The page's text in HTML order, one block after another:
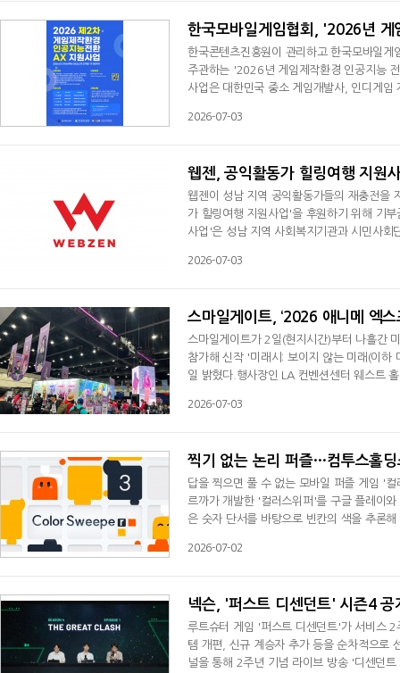
한국모바일게임협회, '2026년 게
한국콘텐츠진흥원이 관리하고 한국모바일
주관하는 '2026년 게임제작환경 인공지능
사업은 대한민국 중소 게임개발사, 인디게
0인 미만 개발사까지 총 500개 기업이다.
2026-07-03
웹젠, 공익활동가 힐링여행 지원
웹젠이 성남 지역 공익활동가들의 재충전을
가 힐링여행 지원사업'을 후원하기 위해 기
사업'은 성남 지역 사회복지기관과 시민사회
확대에도 기여하는 것을 목표로 하고 있다.
2026-07-03
스마일게이트, ‘2026 애니메 엑스
스마일게이트가 2일(현지시간)부터 나흘간
참가해 신작 '미래시: 보이지 않는 미래(이
일 밝혔다.행사장인 LA 컨벤션센터 웨스트
D, 김형섭 AD가 무대에 올라 개발 스토리를
2026-07-03
찍기 없는 논리 퍼즐…컴투스홀
답을 찍으면 풀 수 없는 모바일 퍼즐 게임 '
르까가 개발한 '컬러스위퍼'를 구글 플레이
은 숫자 단서를 바탕으로 빈칸의 색을 추론
논리만으로 해결할 수 있도록 설계한 것이
2026-07-02
넥슨, '퍼스트 디센던트' 시즌4
루트슈터 게임 '퍼스트 디센던트'가 서비스
템 개편, 신규 계승자 추가 등을 순차적으로
널을 통해 2주년 기념 라이브 방송 '디센던